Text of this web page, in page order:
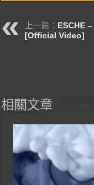
上一篇： ESCHE
[Official Video]
相關文章